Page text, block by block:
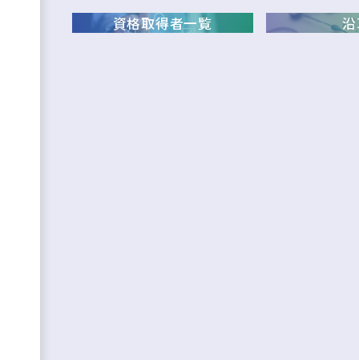
資格取得者一覧